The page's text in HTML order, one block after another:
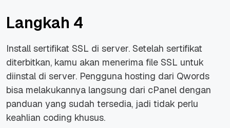
Langkah 4
Install sertifikat SSL di server. Setelah sertifikat
diterbitkan, kamu akan menerima file SSL untuk
diinstal di server. Pengguna hosting dari Qwords
bisa melakukannya langsung dari cPanel dengan
panduan yang sudah tersedia, jadi tidak perlu
keahlian coding khusus.